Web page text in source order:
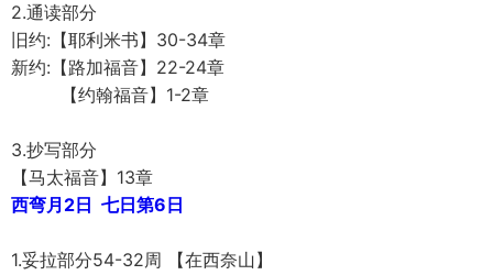
2.通读部分
旧约:【耶利米书】30-34章
新约:【路加福音】22-24章
【约翰福音】1-2章
3.抄写部分
【马太福音】13章
西弯月2日 七日第6日
1.妥拉部分54-32周 【在西奈山】